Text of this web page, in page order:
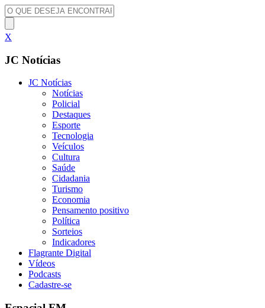
X
JC Notícias
JC Notícias
Notícias
Policial
Destaques
Esporte
Tecnologia
Veículos
Cultura
Saúde
Cidadania
Turismo
Economia
Pensamento positivo
Política
Sorteios
Indicadores
Flagrante Digital
Vídeos
Podcasts
Cadastre-se